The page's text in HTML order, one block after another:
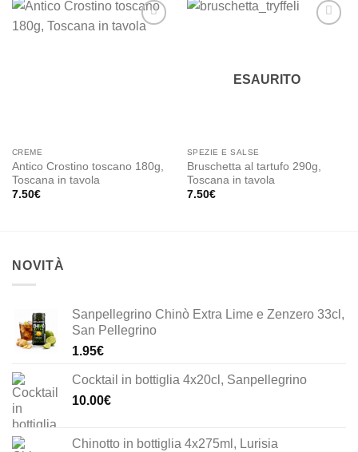
CREME
Antico Crostino toscano 180g,
Toscana in tavola
7.50€
ESAURITO
SPEZIE E SALSE
Bruschetta al tartufo 290g,
Toscana in tavola
7.50€
NOVITÀ
Sanpellegrino Chinò Extra Lime e Zenzero 33cl,
San Pellegrino
1.95€
Cocktail in bottiglia 4x20cl, Sanpellegrino
10.00€
Chinotto in bottiglia 4x275ml, Lurisia